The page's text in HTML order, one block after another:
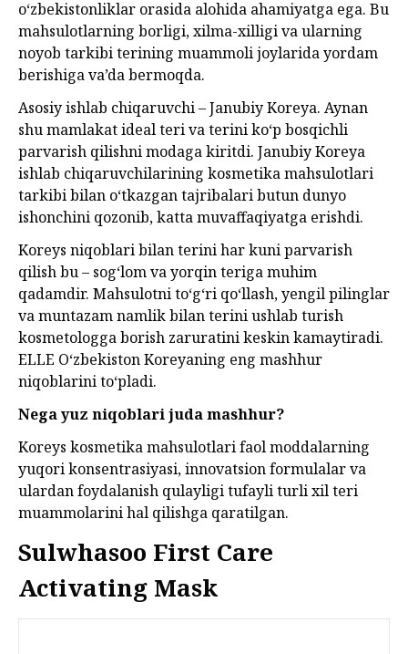
o‘zbekistonliklar orasida alohida ahamiyatga ega. Bu
mahsulotlarning borligi, xilma-xilligi va ularning
noyob tarkibi terining muammoli joylarida yordam
berishiga va’da bermoqda.
Asosiy ishlab chiqaruvchi – Janubiy Koreya. Aynan
shu mamlakat ideal teri va terini ko‘p bosqichli
parvarish qilishni modaga kiritdi. Janubiy Koreya
ishlab chiqaruvchilarining kosmetika mahsulotlari
tarkibi bilan o‘tkazgan tajribalari butun dunyo
ishonchini qozonib, katta muvaffaqiyatga erishdi.
Koreys niqoblari bilan terini har kuni parvarish
qilish bu – sog‘lom va yorqin teriga muhim
qadamdir. Mahsulotni to‘g‘ri qo‘llash, yengil pilinglar
va muntazam namlik bilan terini ushlab turish
kosmetologga borish zaruratini keskin kamaytiradi.
ELLE O‘zbekiston Koreyaning eng mashhur
niqoblarini to‘pladi.
Nega yuz niqoblari juda mashhur?
Koreys kosmetika mahsulotlari faol moddalarning
yuqori konsentrasiyasi, innovatsion formulalar va
ulardan foydalanish qulayligi tufayli turli xil teri
muammolarini hal qilishga qaratilgan.
Sulwhasoo First Care
Activating Mask